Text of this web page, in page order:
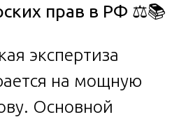
прав в РФ ⚖️📚
экспертиза
на мощную
Основной